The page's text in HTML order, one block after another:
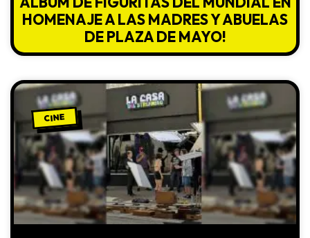
HOMENAJE A LAS MADRES Y ABUELAS
DE PLAZA DE MAYO!
CINE